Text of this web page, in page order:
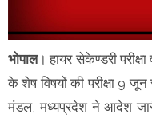
भोपाल। हायर सेकेण्डरी
के शेष विषयों की परीक्षा 9
मंडल, मध्यप्रदेश ने आदेश जारी